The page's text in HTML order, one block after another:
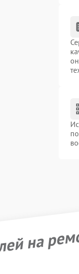
на